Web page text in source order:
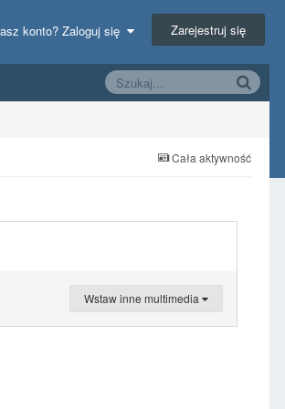
konto? Zaloguj się Zarejestruj się
Cała aktywność
Wstaw inne multimedia